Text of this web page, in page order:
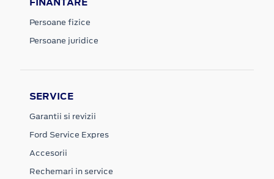
Persoane fizice
Persoane juridice
SERVICE
Garantii si revizii
Ford Service Expres
Accesorii
Rechemari in service